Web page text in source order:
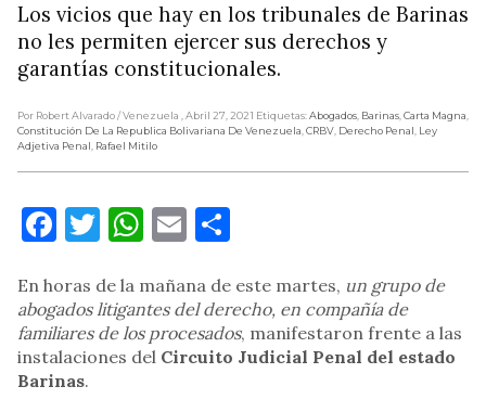
Los vicios que hay en los tribunales de Barinas
no les permiten ejercer sus derechos y
garantías constitucionales.
Por Robert Alvarado/ Venezuela , Abril 27, 2021 Etiquetas:Abogados, Barinas,Carta Magna,
Constitución De La Republica Bolivariana De Venezuela,CRBV, Derecho Penal, Ley
Adjetiva Penal, Rafael Mitilo
Facebook
Twitter
WhatsApp
Email
En horas de la mañana de este martes, un grupo de
abogados litigantes del derecho, en compañía de
familiares de los procesados, manifestaron frente a las
instalaciones del Circuito Judicial Penal del estado
Barinas.